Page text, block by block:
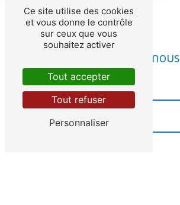
Contactez-nous
Ce site utilise des cookies
et vous donne le contrôle
sur ceux que vous
souhaitez activer
Tout accepter
Tout refuser
Personnaliser